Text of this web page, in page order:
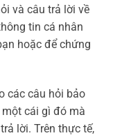
và câu trả lời về
tin cá nhân
hoặc để chứng
các câu hỏi bảo
cái gì đó mà
lời. Trên thực tế,